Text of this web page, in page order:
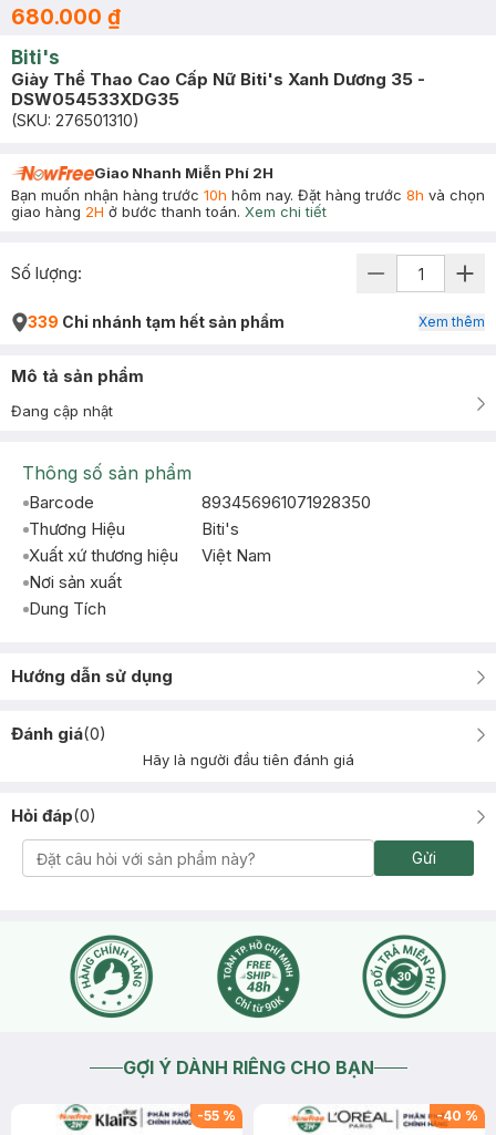
680.000 ₫
Biti's
Giày Thể Thao Cao Cấp Nữ Biti's Xanh Dương 35 -
DSW054533XDG35
(SKU: 276501310)
Giao Nhanh Miễn Phí 2H
Bạn muốn nhận hàng trước 10h hôm nay. Đặt hàng trước 8h và chọn
giao hàng 2H ở bước thanh toán. Xem chi tiết
Số lượng:
339 Chi nhánh tạm hết sản phẩm Xem thêm
Mô tả sản phẩm
Đang cập nhật
Thông số sản phẩm
Barcode
893456961071928350
Thương Hiệu
Biti's
Xuất xứ thương hiệu
Việt Nam
Nơi sản xuất
Dung Tích
Hướng dẫn sử dụng
Đánh giá(0)
Hãy là người đầu tiên đánh giá
Hỏi đáp(0)
Gửi
GỢI Ý DÀNH RIÊNG CHO BẠN
-55 % -40 %